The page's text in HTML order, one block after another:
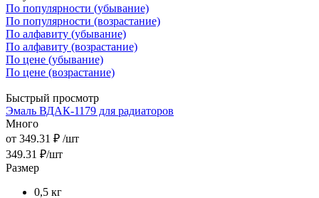
По популярности (убывание)
По популярности (возрастание)
По алфавиту (убывание)
По алфавиту (возрастание)
По цене (убывание)
По цене (возрастание)
Быстрый просмотр
Эмаль ВДАК-1179 для радиаторов
Много
от 349.31 ₽ /шт
349.31 ₽/шт
Размер
0,5 кг